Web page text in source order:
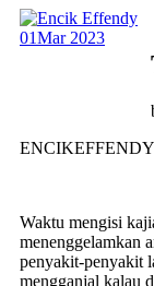
01Mar 2023
Waktu mengisi
menenggelamkan
penyakit-penyakit
mengganjal kalau